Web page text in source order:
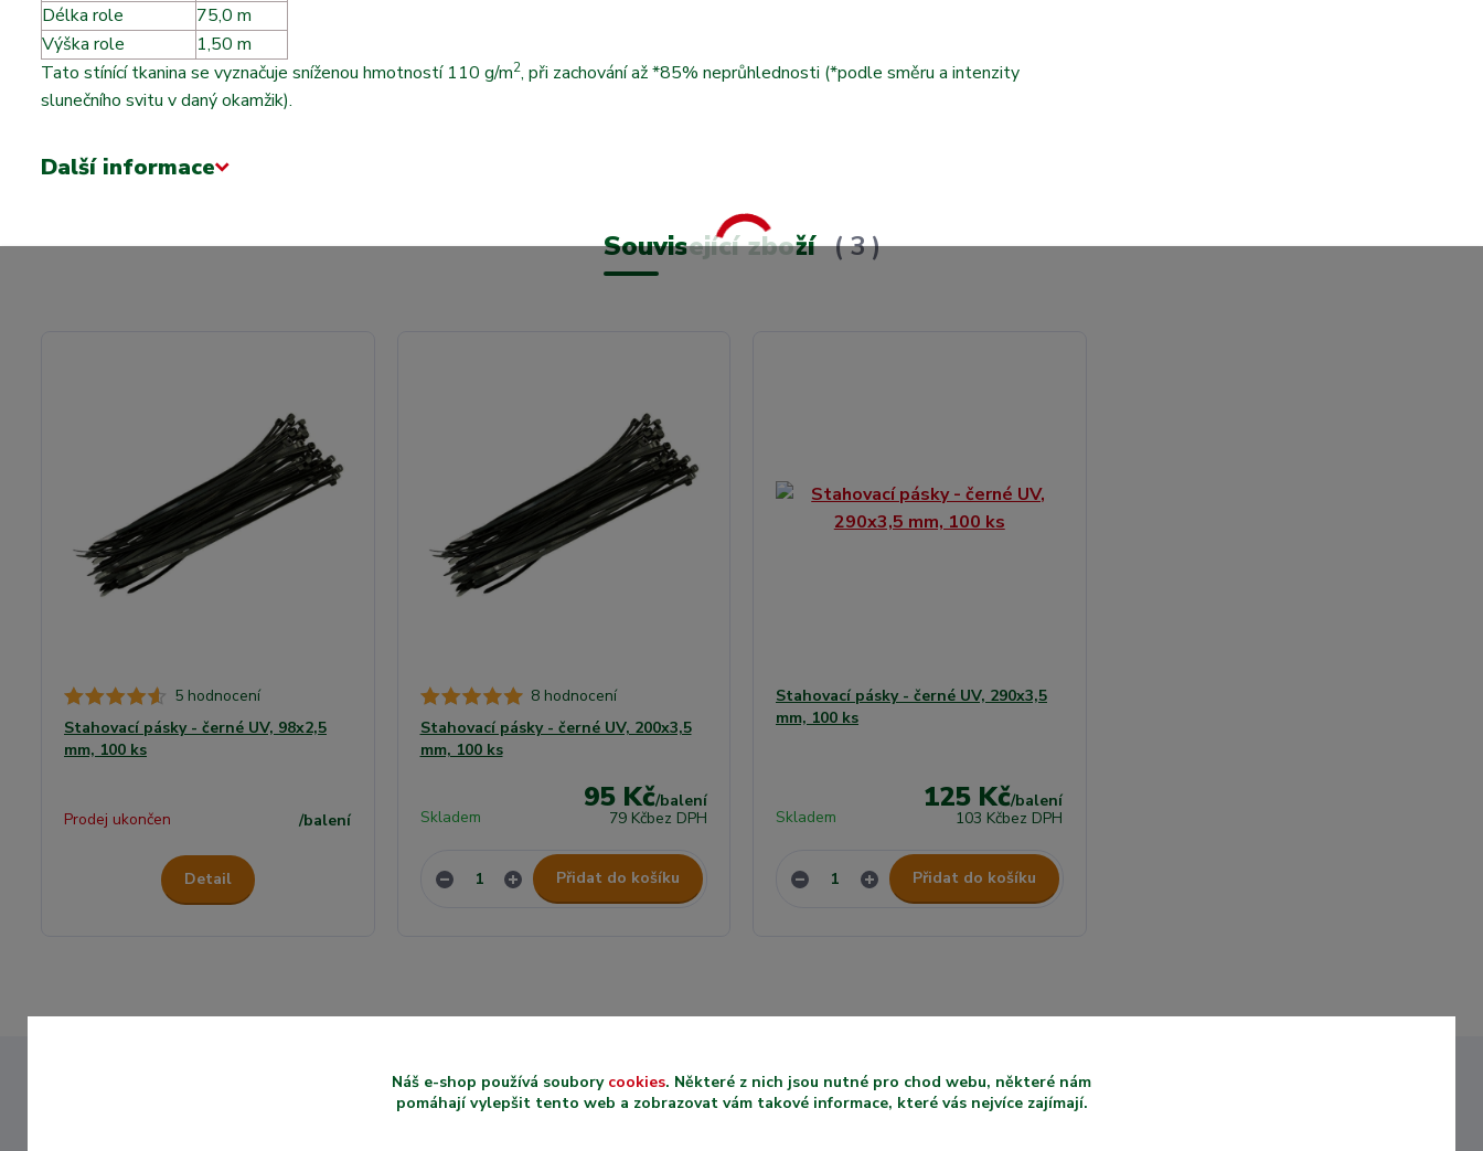
Délka role
75,0 m
Výška role
1,50 m
Tato stínící tkanina se vyznačuje sníženou hmotností 110 g/m2, při zachování až *85% neprůhlednosti (*podle směru a intenzity
slunečního svitu v daný okamžik).
Další informace
Související zboží 3
5 hodnocení
Stahovací pásky - černé UV, 98x2,5
mm, 100 ks
/balení
Prodej ukončen
Detail
8 hodnocení
Stahovací pásky - černé UV, 200x3,5
mm, 100 ks
95 Kč/balení
79 Kčbez DPH
Skladem
Přidat do košíku
Stahovací pásky - černé UV, 290x3,5
mm, 100 ks
125 Kč/balení
103 Kčbez DPH
Skladem
Přidat do košíku
PRODEJ
Náš e-shop používá soubory cookies. Některé z nich jsou nutné pro chod webu, některé nám
pomáhají vylepšit tento web a zobrazovat vám takové informace, které vás nejvíce zajímají.